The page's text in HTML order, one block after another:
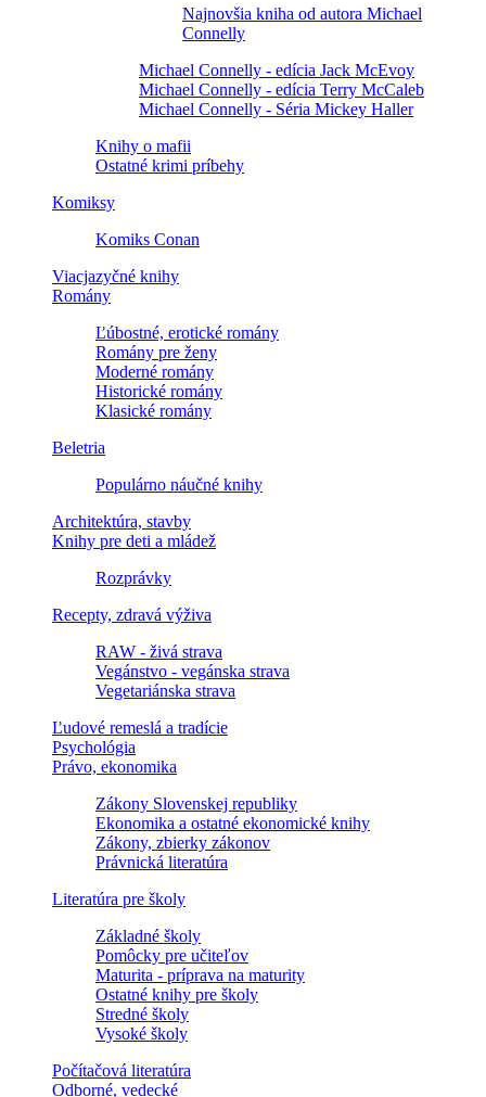
Najnovšia kniha od autora Michael
Connelly
Michael Connelly - edícia Jack McEvoy
Michael Connelly - edícia Terry McCaleb
Michael Connelly - Séria Mickey Haller
Knihy o mafii
Ostatné krimi príbehy
Komiksy
Komiks Conan
Viacjazyčné knihy
Romány
Ľúbostné, erotické romány
Romány pre ženy
Moderné romány
Historické romány
Klasické romány
Beletria
Populárno náučné knihy
Architektúra, stavby
Knihy pre deti a mládež
Rozprávky
Recepty, zdravá výživa
RAW - živá strava
Vegánstvo - vegánska strava
Vegetariánska strava
Ľudové remeslá a tradície
Psychológia
Právo, ekonomika
Zákony Slovenskej republiky
Ekonomika a ostatné ekonomické knihy
Zákony, zbierky zákonov
Právnická literatúra
Literatúra pre školy
Základné školy
Pomôcky pre učiteľov
Maturita - príprava na maturity
Ostatné knihy pre školy
Stredné školy
Vysoké školy
Počítačová literatúra
Odborné, vedecké